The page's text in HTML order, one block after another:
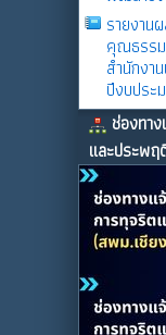
รายงาน
คุณธรรม
สำนักงา
ปีงบปร
ช่องทา
และประพฤ